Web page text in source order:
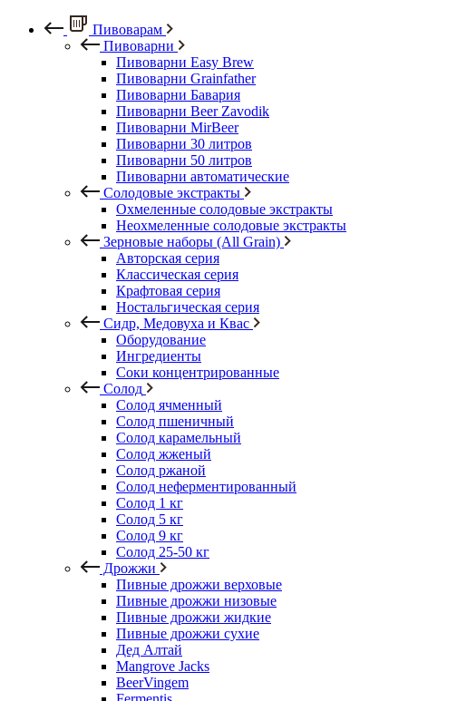
Пивоварам
Пивоварни
Пивоварни Easy Brew
Пивоварни Grainfather
Пивоварни Бавария
Пивоварни Beer Zavodik
Пивоварни MirBeer
Пивоварни 30 литров
Пивоварни 50 литров
Пивоварни автоматические
Солодовые экстракты
Охмеленные солодовые экстракты
Неохмеленные солодовые экстракты
Зерновые наборы (All Grain)
Авторская серия
Классическая серия
Крафтовая серия
Ностальгическая серия
Сидр, Медовуха и Квас
Оборудование
Ингредиенты
Соки концентрированные
Солод
Солод ячменный
Солод пшеничный
Солод карамельный
Солод жженый
Солод ржаной
Солод неферментированный
Солод 1 кг
Солод 5 кг
Солод 9 кг
Солод 25-50 кг
Дрожжи
Пивные дрожжи верховые
Пивные дрожжи низовые
Пивные дрожжи жидкие
Пивные дрожжи сухие
Дед Алтай
Mangrove Jacks
BeerVingem